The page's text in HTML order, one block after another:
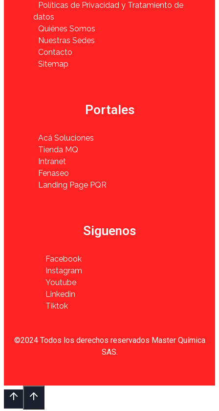
Políticas de Privacidad y Tratamiento de
datos
Quiénes Somos
Nuestras Sedes
Contacto
Sitemap
Portales
Acá Soluciones
Tienda MQ
Intranet
Fenaseo
Landing Page PQR
Siguenos
Facebook
Instagram
Youtube
Linkedin
Tiktok
©2024 Todos los derechos reservados Master Química
SAS.